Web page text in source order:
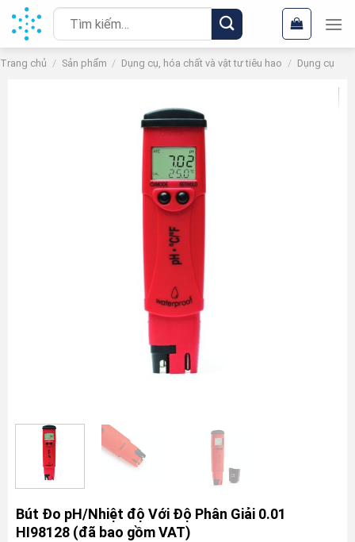
Chuyển
đến
nội
dung
Tìm
kiếm:
Trang chủ / Sản phẩm / Dụng cụ, hóa chất và vật tư tiêu hao / Dụng cụ
Bút Đo pH/Nhiệt độ Với Độ Phân Giải 0.01
HI98128 (đã bao gồm VAT)